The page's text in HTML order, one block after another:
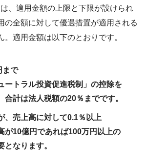
、適用金額の上限と下限が設けられ
の全額に対して優遇措置が適用される
。適用金額は以下のとおりです。
まで
ートラル投資促進税制」の控除を
合計は法人税額の20％までです。
、売上高に対して0.1％以上
が10億円であれば100万円以上の
となります。